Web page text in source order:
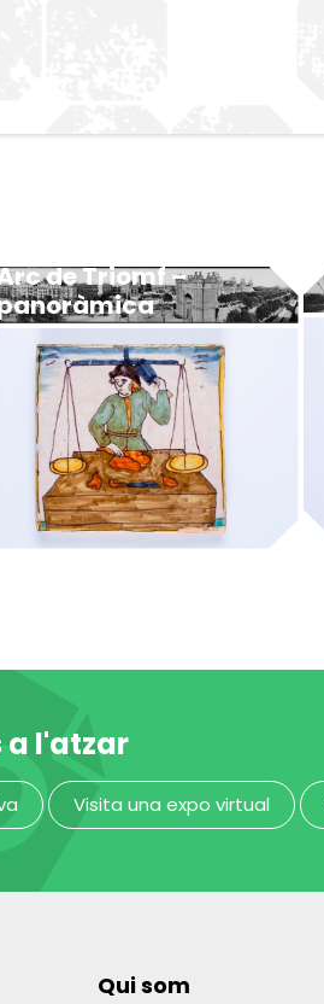
de Triomf –
a l'atzar
Visita una expo virtual
Qui som